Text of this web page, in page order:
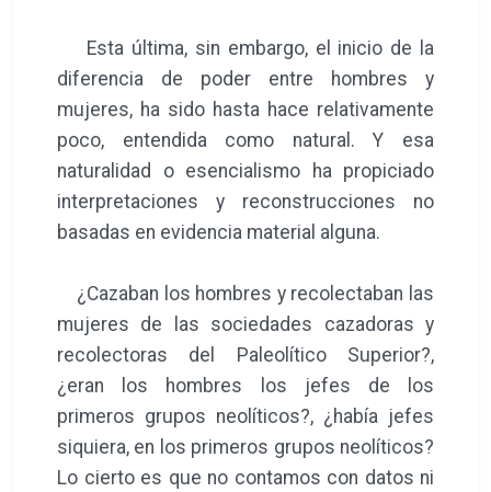
Esta última, sin embargo, el inicio de la
diferencia de poder entre hombres y
mujeres, ha sido hasta hace relativamente
poco, entendida como natural. Y esa
naturalidad o esencialismo ha propiciado
interpretaciones y reconstrucciones no
basadas en evidencia material alguna.
¿Cazaban los hombres y recolectaban las
mujeres de las sociedades cazadoras y
recolectoras del Paleolítico Superior?,
¿eran los hombres los jefes de los
primeros grupos neolíticos?, ¿había jefes
siquiera, en los primeros grupos neolíticos?
Lo cierto es que no contamos con datos ni